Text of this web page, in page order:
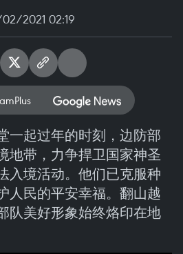
2021 02:19
一起过年的时刻，边防部
地带，力争捍卫国家神圣
入境活动。他们已克服种
人民的平安幸福。翻山越
队美好形象始终烙印在地